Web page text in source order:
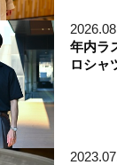
年内ラ
ロシャ